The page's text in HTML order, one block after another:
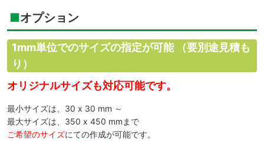
オプション
1mm単位でのサイズの指定が可能
（要別途見積も
り）
オリジナルサイズも対応可能です。
最小サイズは、30 x 30 mm ～
最大サイズは、350 x 450 mmまで
ご希望のサイズにての作成が可能です。